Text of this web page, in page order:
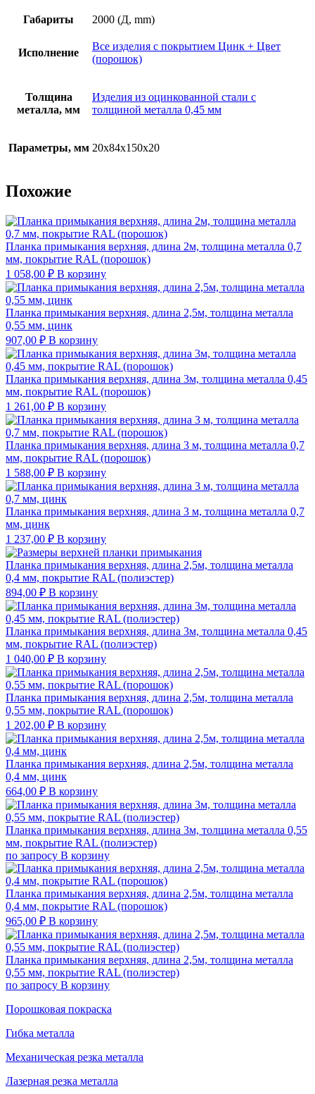
Габариты 2000 (Д, mm)
Исполнение
Все изделия с покрытием Цинк + Цвет
(порошок)
Толщина
металла, мм
Изделия из оцинкованной стали с
толщиной металла 0,45 мм
Параметры, мм 20х84х150х20
Похожие
Планка примыкания верхняя, длина 2м, толщина металла 0,7
мм, покрытие RAL (порошок)
1 058,00 ₽ В корзину
Планка примыкания верхняя, длина 2,5м, толщина металла
0,55 мм, цинк
907,00 ₽ В корзину
Планка примыкания верхняя, длина 3м, толщина металла 0,45
мм, покрытие RAL (порошок)
1 261,00 ₽ В корзину
Планка примыкания верхняя, длина 3 м, толщина металла 0,7
мм, покрытие RAL (порошок)
1 588,00 ₽ В корзину
Планка примыкания верхняя, длина 3 м, толщина металла 0,7
мм, цинк
1 237,00 ₽ В корзину
Планка примыкания верхняя, длина 2,5м, толщина металла
0,4 мм, покрытие RAL (полиэстер)
894,00 ₽ В корзину
Планка примыкания верхняя, длина 3м, толщина металла 0,45
мм, покрытие RAL (полиэстер)
1 040,00 ₽ В корзину
Планка примыкания верхняя, длина 2,5м, толщина металла
0,55 мм, покрытие RAL (порошок)
1 202,00 ₽ В корзину
Планка примыкания верхняя, длина 2,5м, толщина металла
0,4 мм, цинк
664,00 ₽ В корзину
Планка примыкания верхняя, длина 3м, толщина металла 0,55
мм, покрытие RAL (полиэстер)
по запросу В корзину
Планка примыкания верхняя, длина 2,5м, толщина металла
0,4 мм, покрытие RAL (порошок)
965,00 ₽ В корзину
Планка примыкания верхняя, длина 2,5м, толщина металла
0,55 мм, покрытие RAL (полиэстер)
по запросу В корзину
Порошковая покраска
Гибка металла
Механическая резка металла
Лазерная резка металла